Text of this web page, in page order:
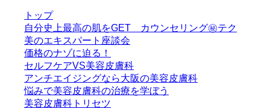
トップ
自分史上最高の肌をGET カウンセリング㊙テク
美のエキスパート座談会
価格のナゾに迫る！
セルフケアVS美容皮膚科
アンチエイジングなら大阪の美容皮膚科
悩みで美容皮膚科の治療を学ぼう
美容皮膚科トリセツ